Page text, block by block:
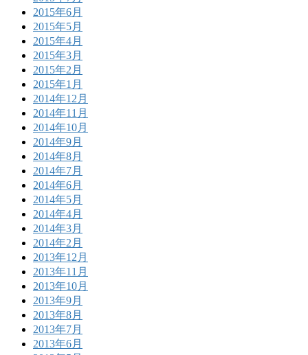
2015年6月
2015年5月
2015年4月
2015年3月
2015年2月
2015年1月
2014年12月
2014年11月
2014年10月
2014年9月
2014年8月
2014年7月
2014年6月
2014年5月
2014年4月
2014年3月
2014年2月
2013年12月
2013年11月
2013年10月
2013年9月
2013年8月
2013年7月
2013年6月